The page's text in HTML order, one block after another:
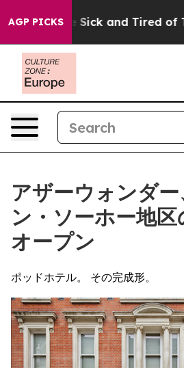
AGP PICKS
Are Sick and Tired of This
アザーウォンダ
ン・ソーホー地
オープン
ポッドホテル。 その完成形。